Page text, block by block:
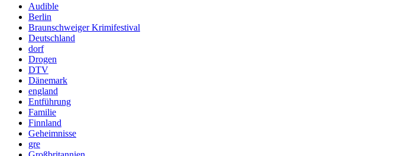
Audible
Berlin
Braunschweiger Krimifestival
Deutschland
dorf
Drogen
DTV
Dänemark
england
Entführung
Familie
Finnland
Geheimnisse
gre